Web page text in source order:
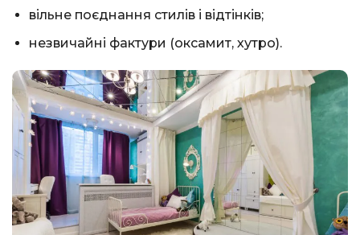
вільне поєднання стилів і відтінків;
незвичайні фактури (оксамит, хутро).